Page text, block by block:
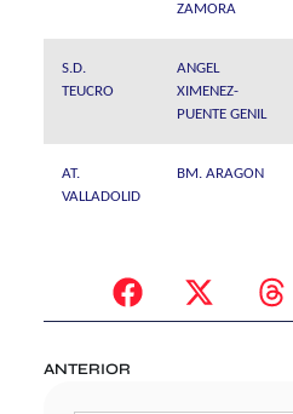
ZAMORA
S.D.
TEUCRO
ANGEL
XIMENEZ-
PUENTE GENIL
AT.
VALLADOLID
BM. ARAGON
ANTERIOR